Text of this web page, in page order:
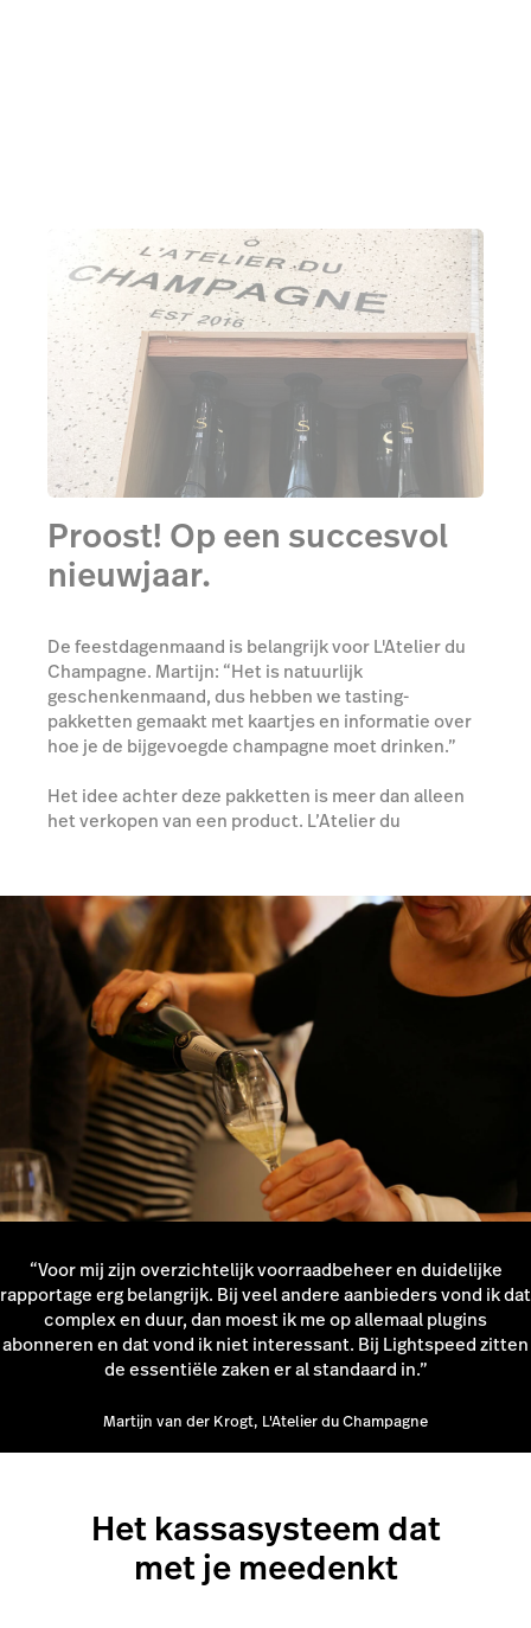
Proost! Op een succesvol
nieuwjaar.
De feestdagenmaand is belangrijk voor L'Atelier du
Champagne. Martijn: “Het is natuurlijk
geschenkenmaand, dus hebben we tasting-
pakketten gemaakt met kaartjes en informatie over
hoe je de bijgevoegde champagne moet drinken.”
Het idee achter deze pakketten is meer dan alleen
het verkopen van een product. L’Atelier du
komt er iedere donderdag een vaste club klanten
champagne komt proeven.
“Voor mij zijn overzichtelijk voorraadbeheer en duidelijke
rapportage erg belangrijk. Bij veel andere aanbieders vond ik dat
complex en duur, dan moest ik me op allemaal plugins
abonneren en dat vond ik niet interessant. Bij Lightspeed zitten
de essentiële zaken er al standaard in.”
Martijn van der Krogt, L'Atelier du Champagne
Het kassasysteem dat
met je meedenkt